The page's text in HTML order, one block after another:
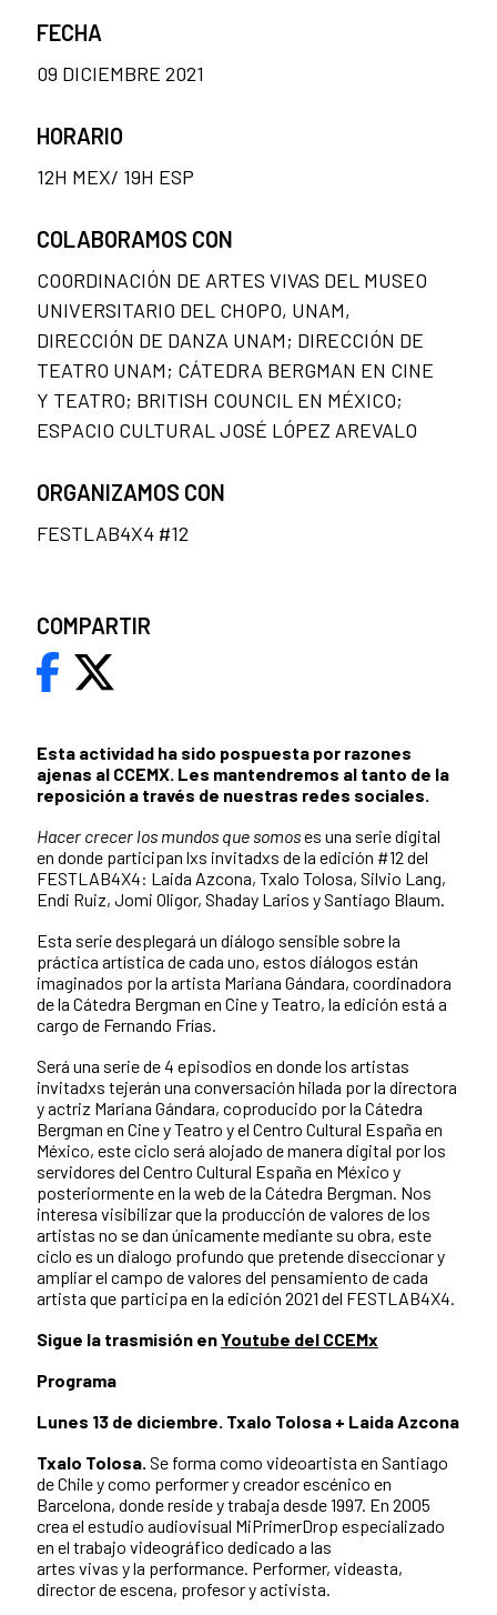
Esta actividad ha sido pospuesta por razones
ajenas al CCEMX. Les mantendremos al tanto de la
reposición a través de nuestras redes sociales.
Hacer crecer los mundos que somoses una serie digital
en donde participan lxs invitadxs de la edición #12 del
FESTLAB4X4: Laida Azcona, Txalo Tolosa, Silvio Lang,
Endi Ruiz, Jomi Oligor, Shaday Larios y Santiago Blaum.
Esta serie desplegará un diálogo sensible sobre la
práctica artística de cada uno, estos diálogos están
imaginados por la artista Mariana Gándara, coordinadora
de la Cátedra Bergman en Cine y Teatro, la edición está a
cargo de Fernando Frías.
Será una serie de 4 episodios en donde los artistas
invitadxs tejerán una conversación hilada por la directora
y actriz Mariana Gándara, coproducido por la Cátedra
Bergman en Cine y Teatro y el Centro Cultural España en
México, este ciclo será alojado de manera digital por los
servidores del Centro Cultural España en México y
posteriormente en la web de la Cátedra Bergman. Nos
interesa visibilizar que la producción de valores de los
artistas no se dan únicamente mediante su obra, este
ciclo es un dialogo profundo que pretende diseccionar y
ampliar el campo de valores del pensamiento de cada
artista que participa en la edición 2021 del FESTLAB4X4.
Sigue la trasmisión enYoutube del CCEMx
Programa
Lunes 13 de diciembre. Txalo Tolosa + Laida Azcona
Txalo Tolosa. Se forma como videoartista en Santiago
de Chile y como performer y creador escénico en
Barcelona, donde reside y trabaja desde 1997. En 2005
crea el estudio audiovisual MiPrimerDrop especializado
en el trabajo videográfico dedicado a las
artes vivas y la performance. Performer, videasta,
director de escena, profesor y activista.
FECHA
09 DICIEMBRE 2021
HORARIO
12H MEX/ 19H ESP
COLABORAMOS CON
COORDINACIÓN DE ARTES VIVAS DEL MUSEO
UNIVERSITARIO DEL CHOPO, UNAM,
DIRECCIÓN DE DANZA UNAM; DIRECCIÓN DE
TEATRO UNAM; CÁTEDRA BERGMAN EN CINE
Y TEATRO; BRITISH COUNCIL EN MÉXICO;
ESPACIO CULTURAL JOSÉ LÓPEZ AREVALO
ORGANIZAMOS CON
FESTLAB4X4 #12
COMPARTIR